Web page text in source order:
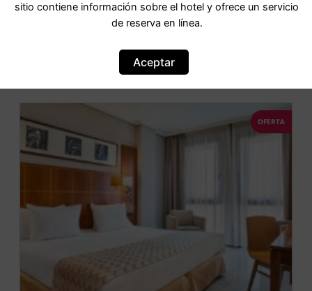
Apartamentos Los Patios de la Judería
IR AL HOTEL
OFERTA
sitio contiene información sobre el hotel y ofrece un servicio
de reserva en línea.
Aceptar